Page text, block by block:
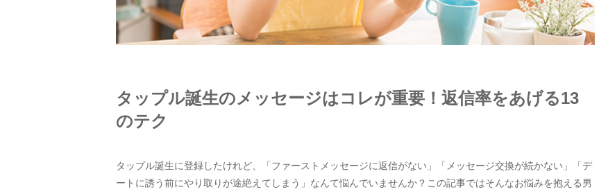
タップル誕生のメッセージはコレが重要！返信率をあげる13
のテク
タップル誕生に登録したけれど、「ファーストメッセージに返信がない」「メッセージ交換が続かない」「デ
ートに誘う前にやり取りが途絶えてしまう」なんて悩んでいませんか？この記事ではそんなお悩みを抱える男